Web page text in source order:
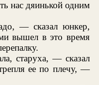
нас дяинькой одним
— сказал юнкер,
вышел в это время
старуха, — сказал
ее по плечу, —